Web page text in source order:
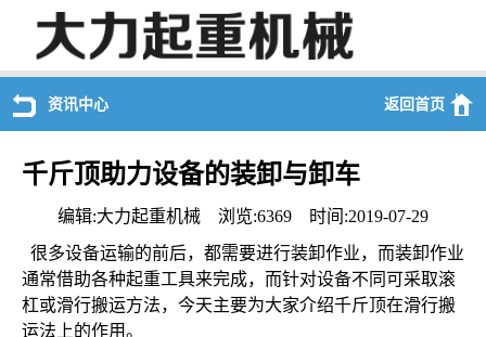
资讯中心 返回首页
千斤顶助力设备的装卸与卸车
编辑:大力起重机械 浏览:6369 时间:2019-07-29
很多设备运输的前后，都需要进行装卸作业，而装卸作业
通常借助各种起重工具来完成，而针对设备不同可采取滚
杠或滑行搬运方法，今天主要为大家介绍千斤顶在滑行搬
运法上的作用。